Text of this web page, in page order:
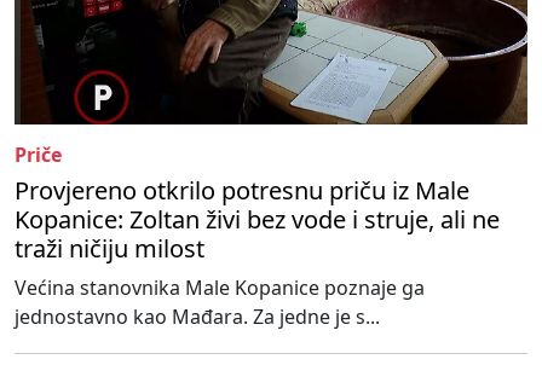
Priče
Provjereno otkrilo potresnu priču iz Male
Kopanice: Zoltan živi bez vode i struje, ali ne
traži ničiju milost
Većina stanovnika Male Kopanice poznaje ga
jednostavno kao Mađara. Za jedne je s...